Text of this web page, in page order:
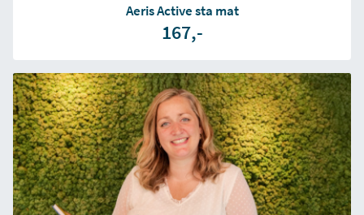
Aeris Active sta mat
167,-